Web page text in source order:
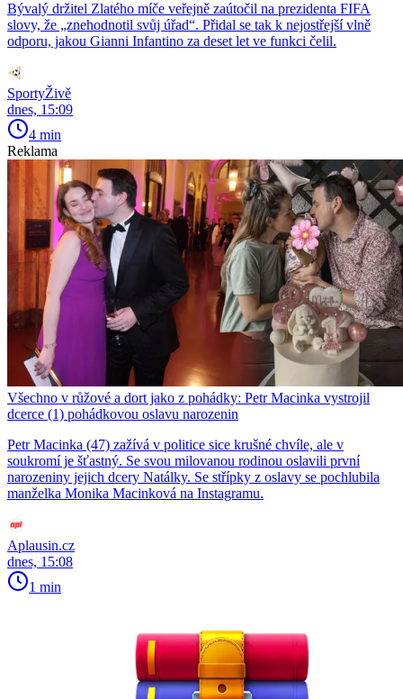
Bývalý držitel Zlatého míče veřejně zaútočil na prezidenta FIFA
slovy, že „znehodnotil svůj úřad“. Přidal se tak k nejostřejší vlně
odporu, jakou Gianni Infantino za deset let ve funkci čelil.
SportyŽivě
dnes, 15:09
4 min
Reklama
Všechno v růžové a dort jako z pohádky: Petr Macinka vystrojil
dcerce (1) pohádkovou oslavu narozenin
Petr Macinka (47) zažívá v politice sice krušné chvíle, ale v
soukromí je šťastný. Se svou milovanou rodinou oslavili první
narozeniny jejich dcery Natálky. Se střípky z oslavy se pochlubila
manželka Monika Macinková na Instagramu.
Aplausin.cz
dnes, 15:08
1 min